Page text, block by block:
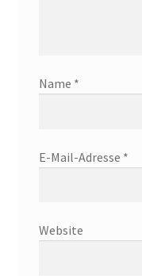
Name *
E-Mail-Adresse *
Website